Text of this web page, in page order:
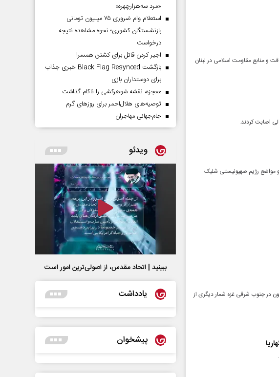
و منابع مقاومت اسلامی در لبنان
اصابت کردند.
اشغالی و مواضع رژیم صهیونیستی شلیک
زیتون در جنوب شرقی غزه شمار دیگری از
«مرد سه‌هزارچهره»
استعلام وام ضروری ۷۵ میلیون تومانی
بازنشستگان کشوری؛ نحوه مشاهده نتیجه
درخواست
اجیر کردن قاتل برای کشتن همسر!
بازگشت Black Flag Resynced خبری جذاب
برای دوستداران بازی
معجزه، نقشه شوهرکشی را ناکام گذاشت
توصیه‌های هلال‌احمر برای روز‌های گرم
جام‌جهانی مهاجران
ویدئو
ببینید | اتحاد مقدس، از اصولی‌ترین امور است
یادداشت
پیشخوان